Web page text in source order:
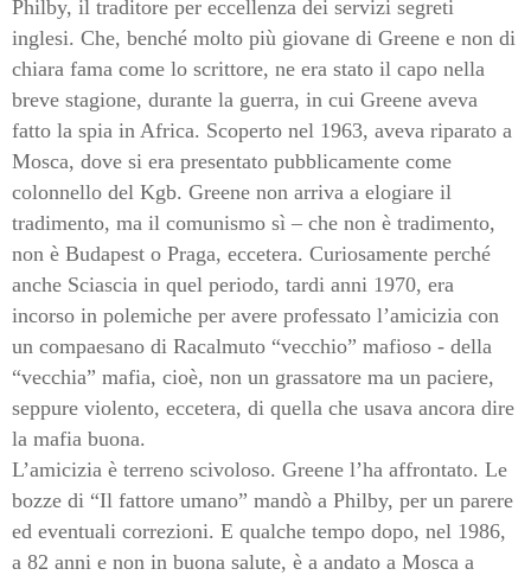
Philby, il traditore per eccellenza dei servizi segreti
inglesi. Che, benché molto più giovane di Greene e non di
chiara fama come lo scrittore, ne era stato il capo nella
breve stagione, durante la guerra, in cui Greene aveva
fatto la spia in Africa. Scoperto nel 1963, aveva riparato a
Mosca, dove si era presentato pubblicamente come
colonnello del Kgb. Greene non arriva a elogiare il
tradimento, ma il comunismo sì – che non è tradimento,
non è Budapest o Praga, eccetera. Curiosamente perché
anche Sciascia in quel periodo, tardi anni 1970, era
incorso in polemiche per avere professato l’amicizia con
un compaesano di Racalmuto “vecchio” mafioso - della
“vecchia” mafia, cioè, non un grassatore ma un paciere,
seppure violento, eccetera, di quella che usava ancora dire
la mafia buona.
L’amicizia è terreno scivoloso. Greene l’ha affrontato. Le
bozze di “Il fattore umano” mandò a Philby, per un parere
ed eventuali correzioni. E qualche tempo dopo, nel 1986,
a 82 anni e non in buona salute, è a andato a Mosca a